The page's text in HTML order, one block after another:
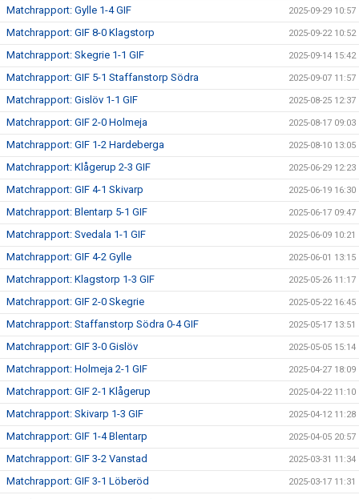
Matchrapport: Gylle 1-4 GIF 2025-09-29 10:57
Matchrapport: GIF 8-0 Klagstorp 2025-09-22 10:52
Matchrapport: Skegrie 1-1 GIF 2025-09-14 15:42
Matchrapport: GIF 5-1 Staffanstorp Södra 2025-09-07 11:57
Matchrapport: Gislöv 1-1 GIF 2025-08-25 12:37
Matchrapport: GIF 2-0 Holmeja 2025-08-17 09:03
Matchrapport: GIF 1-2 Hardeberga 2025-08-10 13:05
Matchrapport: Klågerup 2-3 GIF 2025-06-29 12:23
Matchrapport: GIF 4-1 Skivarp 2025-06-19 16:30
Matchrapport: Blentarp 5-1 GIF 2025-06-17 09:47
Matchrapport: Svedala 1-1 GIF 2025-06-09 10:21
Matchrapport: GIF 4-2 Gylle 2025-06-01 13:15
Matchrapport: Klagstorp 1-3 GIF 2025-05-26 11:17
Matchrapport: GIF 2-0 Skegrie 2025-05-22 16:45
Matchrapport: Staffanstorp Södra 0-4 GIF 2025-05-17 13:51
Matchrapport: GIF 3-0 Gislöv 2025-05-05 15:14
Matchrapport: Holmeja 2-1 GIF 2025-04-27 18:09
Matchrapport: GIF 2-1 Klågerup 2025-04-22 11:10
Matchrapport: Skivarp 1-3 GIF 2025-04-12 11:28
Matchrapport: GIF 1-4 Blentarp 2025-04-05 20:57
Matchrapport: GIF 3-2 Vanstad 2025-03-31 11:34
Matchrapport: GIF 3-1 Löberöd 2025-03-17 11:31